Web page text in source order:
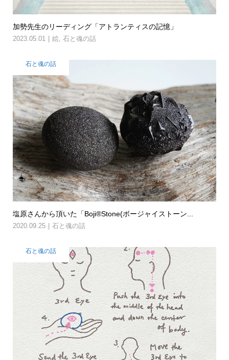
加勢先生のリーディング「アトランティスの記憶」
2023.05.01 絵, 石と魂の話
石と魂の話
塩原さんから頂いた「Boji®Stone(ボージャイストーン...
2020.09.25 石と魂の話
石と魂の話